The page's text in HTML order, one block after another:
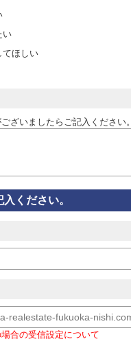
い
てほしい
ざいましたらご記入ください。
ください。
合の受信設定について